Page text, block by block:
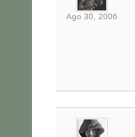
Ago 30, 2006